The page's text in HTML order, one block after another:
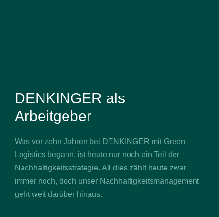
DENKINGER als
Arbeitgeber
Was vor zehn Jahren bei DENKINGER mit Green
Logistics begann, ist heute nur noch ein Teil der
Nachhaltigkeitsstrategie. All dies zählt heute zwar
immer noch, doch unser Nachhaltigkeitsmanagement
geht weit darüber hinaus.